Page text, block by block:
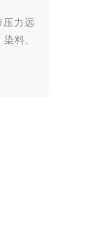
压力远
料、